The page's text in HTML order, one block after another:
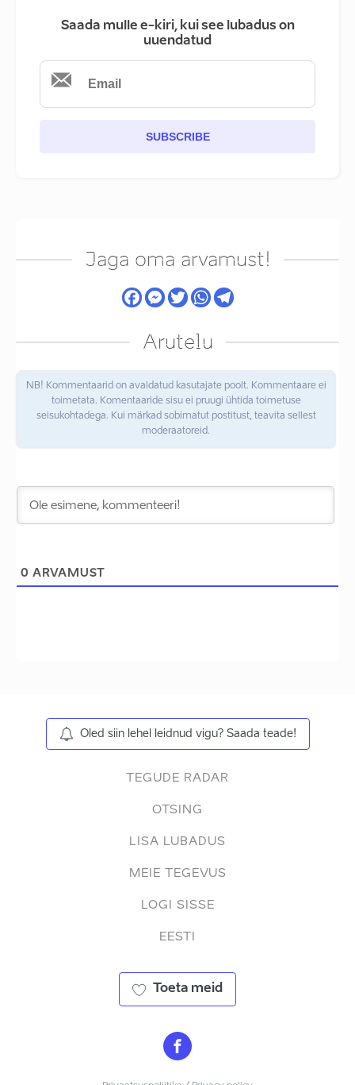
Saada mulle e-kiri, kui see lubadus on
uuendatud
SUBSCRIBE
Jaga oma arvamust!
Arutelu
NB! Kommentaarid on avaldatud kasutajate poolt. Kommentaare ei
toimetata. Komentaaride sisu ei pruugi ühtida toimetuse
seisukohtadega. Kui märkad sobimatut postitust, teavita sellest
moderaatoreid.
0 ARVAMUST
Oled siin lehel leidnud vigu? Saada teade!
TEGUDE RADAR
OTSING
LISA LUBADUS
MEIE TEGEVUS
LOGI SISSE
EESTI
Toeta meid